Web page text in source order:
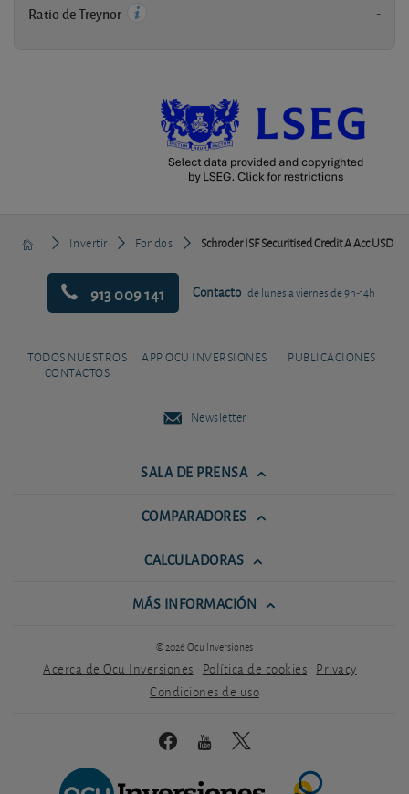
Ratio de Treynor -
Invertir Fondos Schroder ISF Securitised Credit A Acc USD
913 009 141 Contacto de lunes a viernes de 9h-14h
TODOS NUESTROS
CONTACTOS
APP OCU INVERSIONES PUBLICACIONES
Newsletter
SALA DE PRENSA
COMPARADORES
CALCULADORAS
MÁS INFORMACIÓN
© 2026 Ocu Inversiones
Acerca de Ocu Inversiones Política de cookies Privacy
Condiciones de uso